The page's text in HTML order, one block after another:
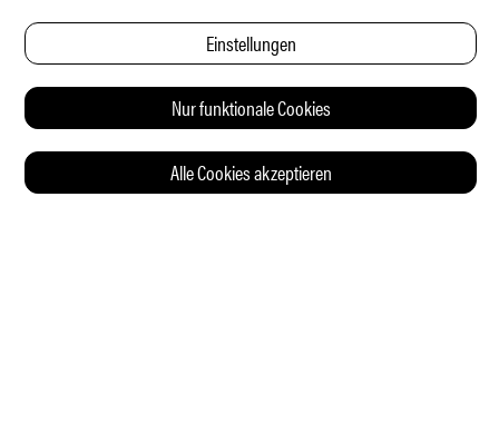
Einstellungen
Nur funktionale Cookies
Alle Cookies akzeptieren